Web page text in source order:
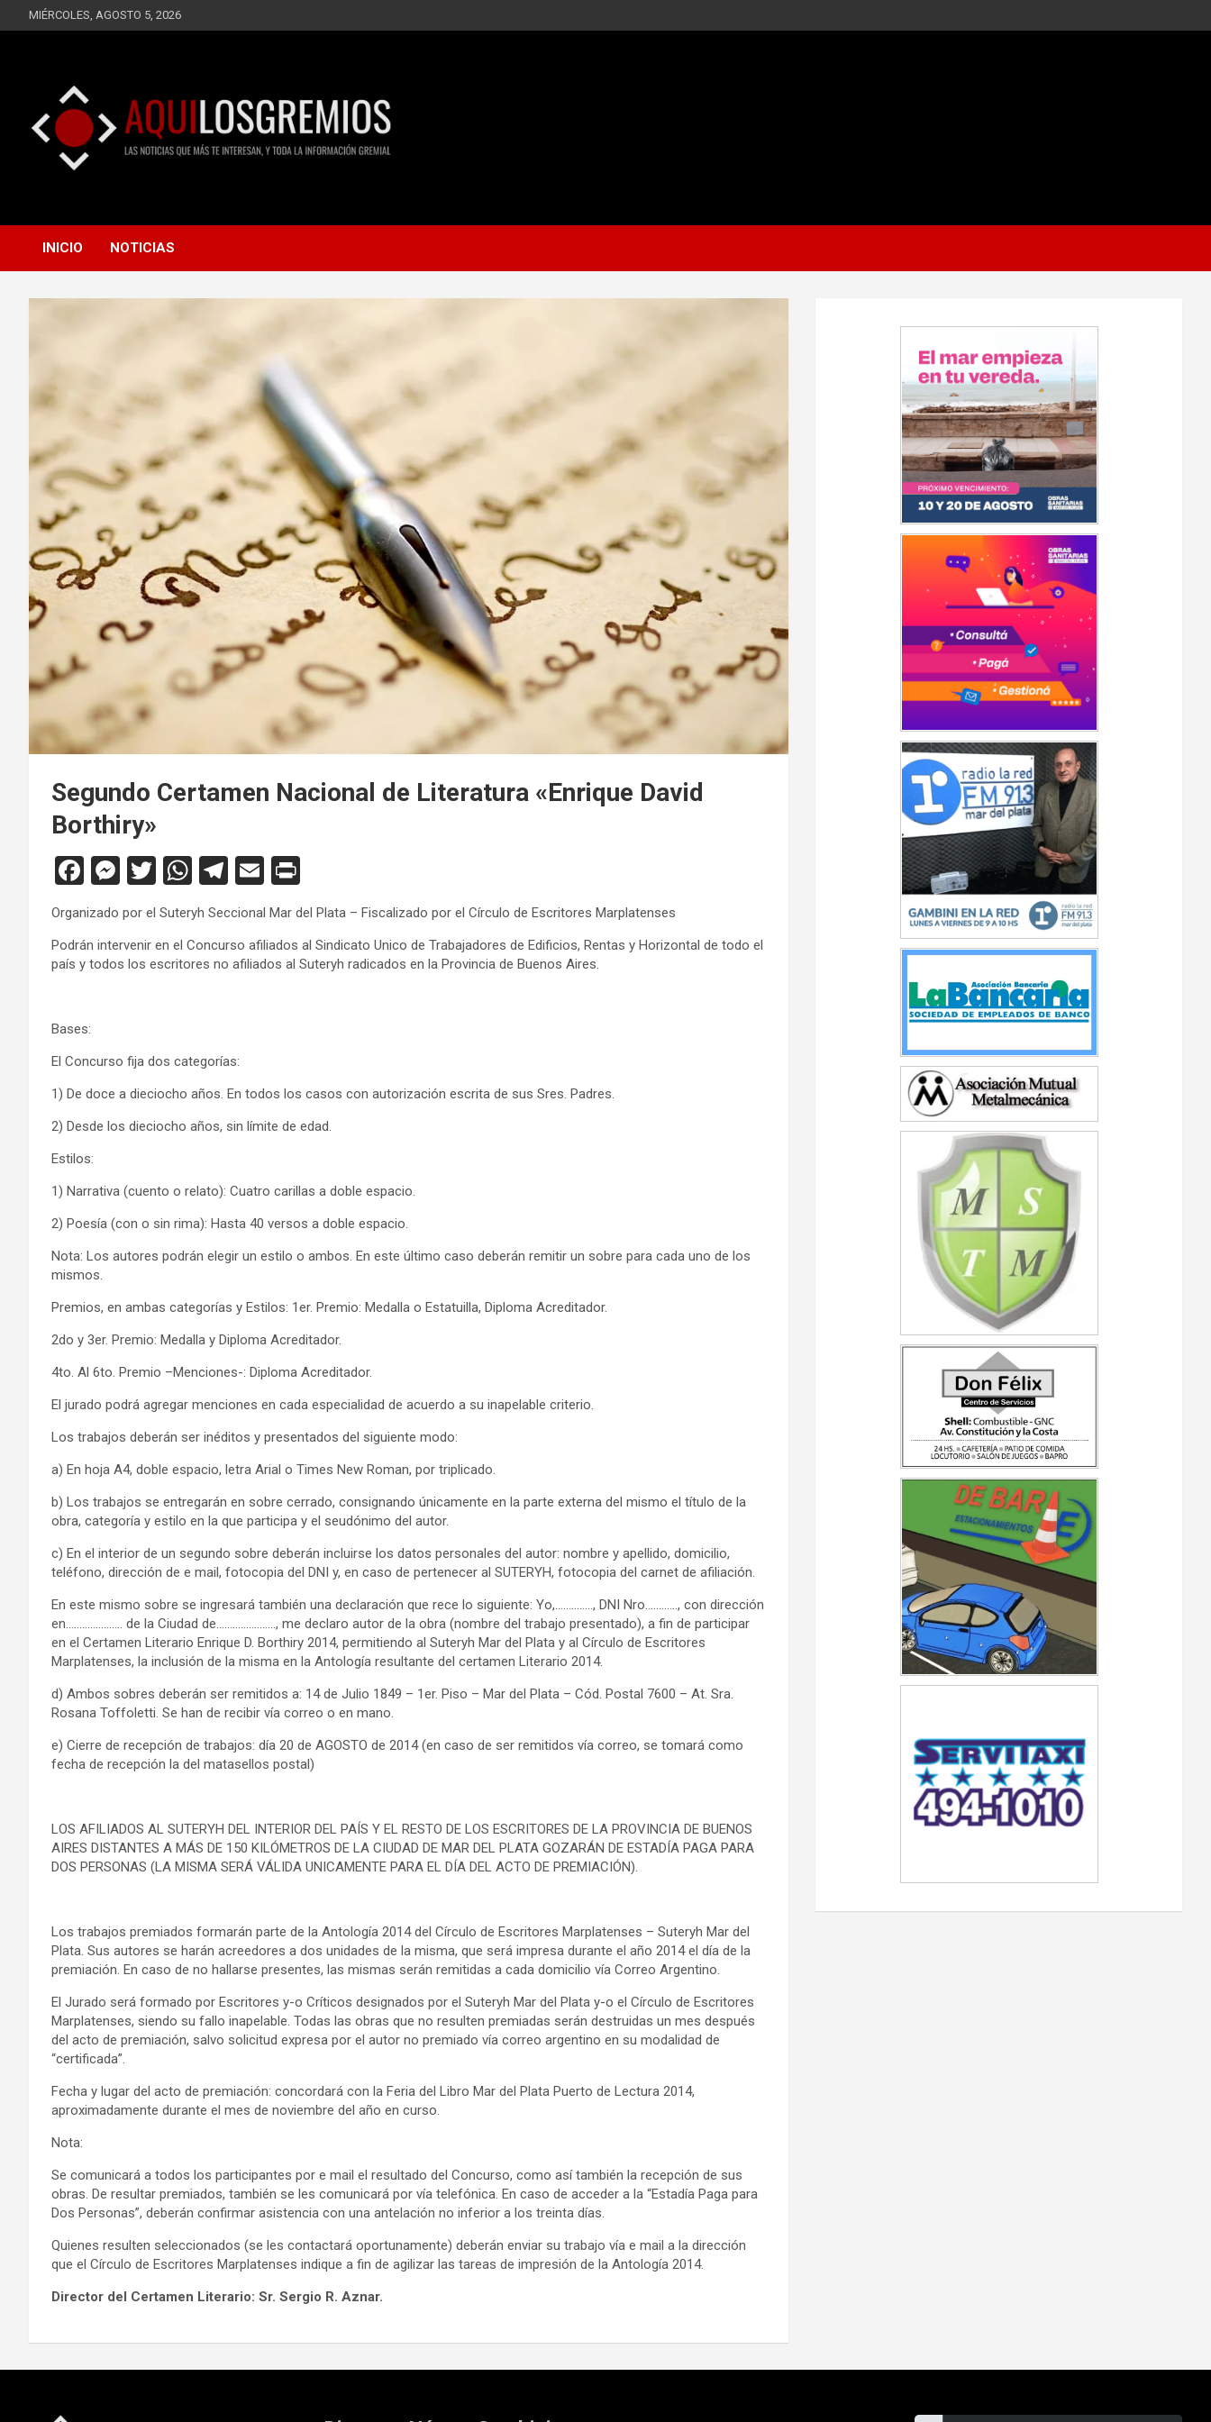
Saltar
al
MIÉRCOLES, AGOSTO 5, 2026
AQUÍ LOS GREMIOS
INFORMACIÓN GREMIAL
INICIO
NOTICIAS
Segundo Certamen Nacional de Literatura «Enrique David
Borthiry»
F
a
ce
b
k
M
se
n
T
wi
tt
er
W
h
at
s
T
el
e
gr
E
m
ail
in
tF
ri
Organizado por el Suteryh Seccional Mar del Plata – Fiscalizado por el Círculo de Escritores Marplatenses
Podrán intervenir en el Concurso afiliados al Sindicato Unico de Trabajadores de Edificios, Rentas y Horizontal de todo el
país y todos los escritores no afiliados al Suteryh radicados en la Provincia de Buenos Aires.
Bases:
El Concurso fija dos categorías:
1) De doce a dieciocho años. En todos los casos con autorización escrita de sus Sres. Padres.
2) Desde los dieciocho años, sin límite de edad.
Estilos:
1) Narrativa (cuento o relato): Cuatro carillas a doble espacio.
2) Poesía (con o sin rima): Hasta 40 versos a doble espacio.
Nota: Los autores podrán elegir un estilo o ambos. En este último caso deberán remitir un sobre para cada uno de los
mismos.
Premios, en ambas categorías y Estilos: 1er. Premio: Medalla o Estatuilla, Diploma Acreditador.
2do y 3er. Premio: Medalla y Diploma Acreditador.
4to. Al 6to. Premio –Menciones-: Diploma Acreditador.
El jurado podrá agregar menciones en cada especialidad de acuerdo a su inapelable criterio.
Los trabajos deberán ser inéditos y presentados del siguiente modo:
a) En hoja A4, doble espacio, letra Arial o Times New Roman, por triplicado.
b) Los trabajos se entregarán en sobre cerrado, consignando únicamente en la parte externa del mismo el título de la
obra, categoría y estilo en la que participa y el seudónimo del autor.
c) En el interior de un segundo sobre deberán incluirse los datos personales del autor: nombre y apellido, domicilio,
teléfono, dirección de e mail, fotocopia del DNI y, en caso de pertenecer al SUTERYH, fotocopia del carnet de afiliación.
En este mismo sobre se ingresará también una declaración que rece lo siguiente: Yo,………….., DNI Nro…………, con dirección
en………………… de la Ciudad de…………………., me declaro autor de la obra (nombre del trabajo presentado), a fin de participar
en el Certamen Literario Enrique D. Borthiry 2014, permitiendo al Suteryh Mar del Plata y al Círculo de Escritores
Marplatenses, la inclusión de la misma en la Antología resultante del certamen Literario 2014.
d) Ambos sobres deberán ser remitidos a: 14 de Julio 1849 – 1er. Piso – Mar del Plata – Cód. Postal 7600 – At. Sra.
Rosana Toffoletti. Se han de recibir vía correo o en mano.
e) Cierre de recepción de trabajos: día 20 de AGOSTO de 2014 (en caso de ser remitidos vía correo, se tomará como
fecha de recepción la del matasellos postal)
LOS AFILIADOS AL SUTERYH DEL INTERIOR DEL PAÍS Y EL RESTO DE LOS ESCRITORES DE LA PROVINCIA DE BUENOS
AIRES DISTANTES A MÁS DE 150 KILÓMETROS DE LA CIUDAD DE MAR DEL PLATA GOZARÁN DE ESTADÍA PAGA PARA
DOS PERSONAS (LA MISMA SERÁ VÁLIDA UNICAMENTE PARA EL DÍA DEL ACTO DE PREMIACIÓN).
Los trabajos premiados formarán parte de la Antología 2014 del Círculo de Escritores Marplatenses – Suteryh Mar del
Plata. Sus autores se harán acreedores a dos unidades de la misma, que será impresa durante el año 2014 el día de la
premiación. En caso de no hallarse presentes, las mismas serán remitidas a cada domicilio vía Correo Argentino.
El Jurado será formado por Escritores y-o Críticos designados por el Suteryh Mar del Plata y-o el Círculo de Escritores
Marplatenses, siendo su fallo inapelable. Todas las obras que no resulten premiadas serán destruidas un mes después
del acto de premiación, salvo solicitud expresa por el autor no premiado vía correo argentino en su modalidad de
“certificada”.
Fecha y lugar del acto de premiación: concordará con la Feria del Libro Mar del Plata Puerto de Lectura 2014,
aproximadamente durante el mes de noviembre del año en curso.
Nota:
Se comunicará a todos los participantes por e mail el resultado del Concurso, como así también la recepción de sus
obras. De resultar premiados, también se les comunicará por vía telefónica. En caso de acceder a la “Estadía Paga para
Dos Personas”, deberán confirmar asistencia con una antelación no inferior a los treinta días.
Quienes resulten seleccionados (se les contactará oportunamente) deberán enviar su trabajo vía e mail a la dirección
que el Círculo de Escritores Marplatenses indique a fin de agilizar las tareas de impresión de la Antología 2014.
Director del Certamen Literario: Sr. Sergio R. Aznar.